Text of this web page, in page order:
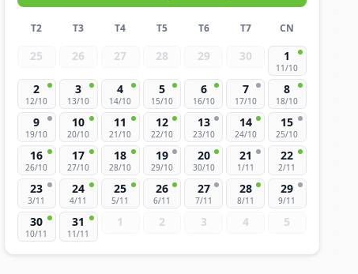
T2 T3 T4 T5 T6 T7 CN
25 26 27 28 29 30 1
11/10
2
12/10
3
13/10
4
14/10
5
15/10
6
16/10
7
17/10
8
18/10
9
19/10
10
20/10
11
21/10
12
22/10
13
23/10
14
24/10
15
25/10
16
26/10
17
27/10
18
28/10
19
29/10
20
30/10
21
1/11
22
2/11
23
3/11
24
4/11
25
5/11
26
6/11
27
7/11
28
8/11
29
9/11
30
10/11
31
11/11
1 2 3 4 5